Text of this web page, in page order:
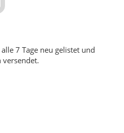
7 Tage neu gelistet und
versendet.